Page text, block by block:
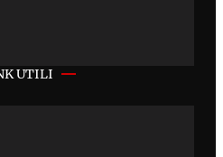
UTILI